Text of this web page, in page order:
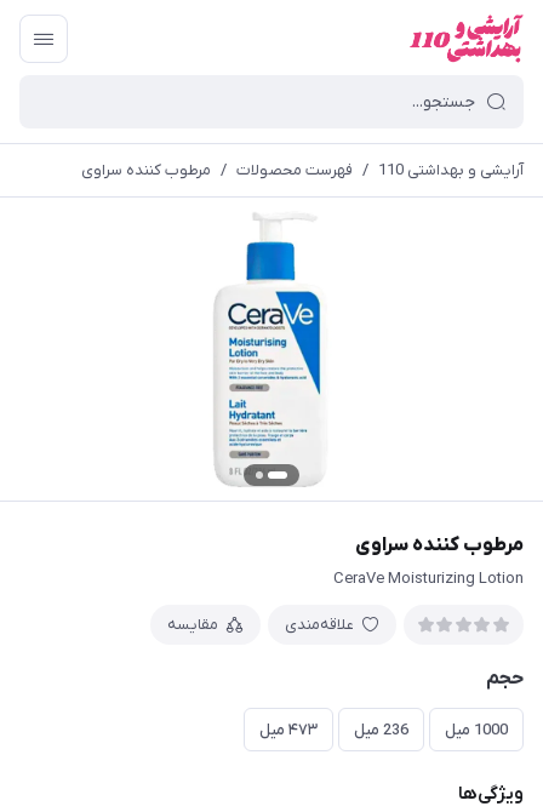
آرایشی و بهداشتی 110 / فهرست محصولات / مرطوب کننده سراوی
مرطوب کننده سراوی
CeraVe Moisturizing Lotion
علاقه‌مندی مقایسه
حجم
1000 میل 236 میل ۴۷۳ میل
ویژگی‌ها